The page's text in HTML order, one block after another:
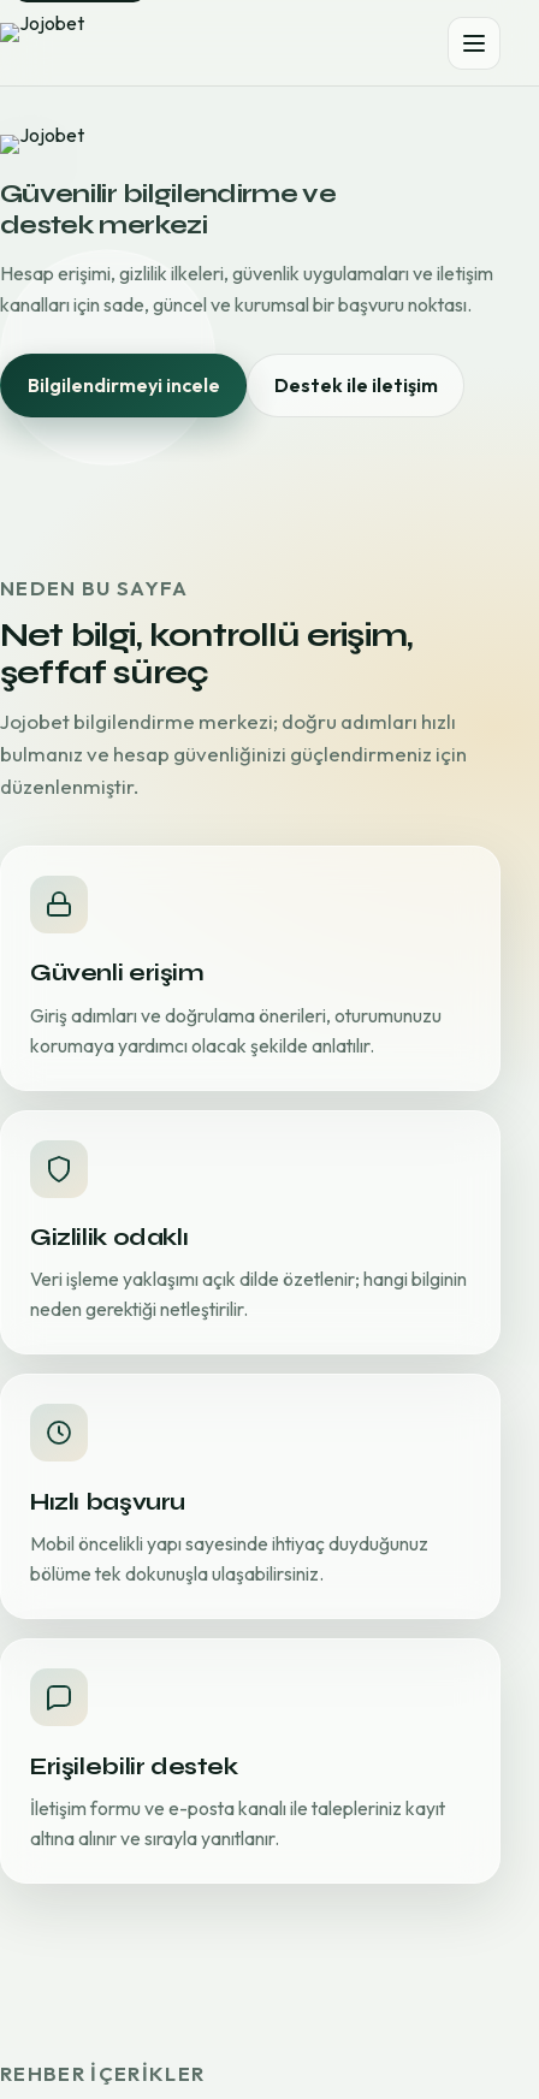
Güvenilir bilgilendirme ve
destek merkezi
Hesap erişimi, gizlilik ilkeleri, güvenlik uygulamaları ve iletişim
kanalları için sade, güncel ve kurumsal bir başvuru noktası.
Bilgilendirmeyi incele Destek ile iletişim
NEDEN BU SAYFA
Net bilgi, kontrollü erişim,
şeffaf süreç
Jojobet bilgilendirme merkezi; doğru adımları hızlı
bulmanız ve hesap güvenliğinizi güçlendirmeniz için
düzenlenmiştir.
Güvenli erişim
Giriş adımları ve doğrulama önerileri, oturumunuzu
korumaya yardımcı olacak şekilde anlatılır.
Gizlilik odaklı
Veri işleme yaklaşımı açık dilde özetlenir; hangi bilginin
neden gerektiği netleştirilir.
Hızlı başvuru
Mobil öncelikli yapı sayesinde ihtiyaç duyduğunuz
bölüme tek dokunuşla ulaşabilirsiniz.
Erişilebilir destek
İletişim formu ve e-posta kanalı ile talepleriniz kayıt
altına alınır ve sırayla yanıtlanır.
REHBER IÇERIKLER